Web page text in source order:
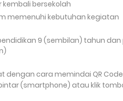
bersekolah
memenuhi kebutuhan kegiatan
9 (sembilan) tahun dan
dengan cara memindai QR
(smartphone) atau klik